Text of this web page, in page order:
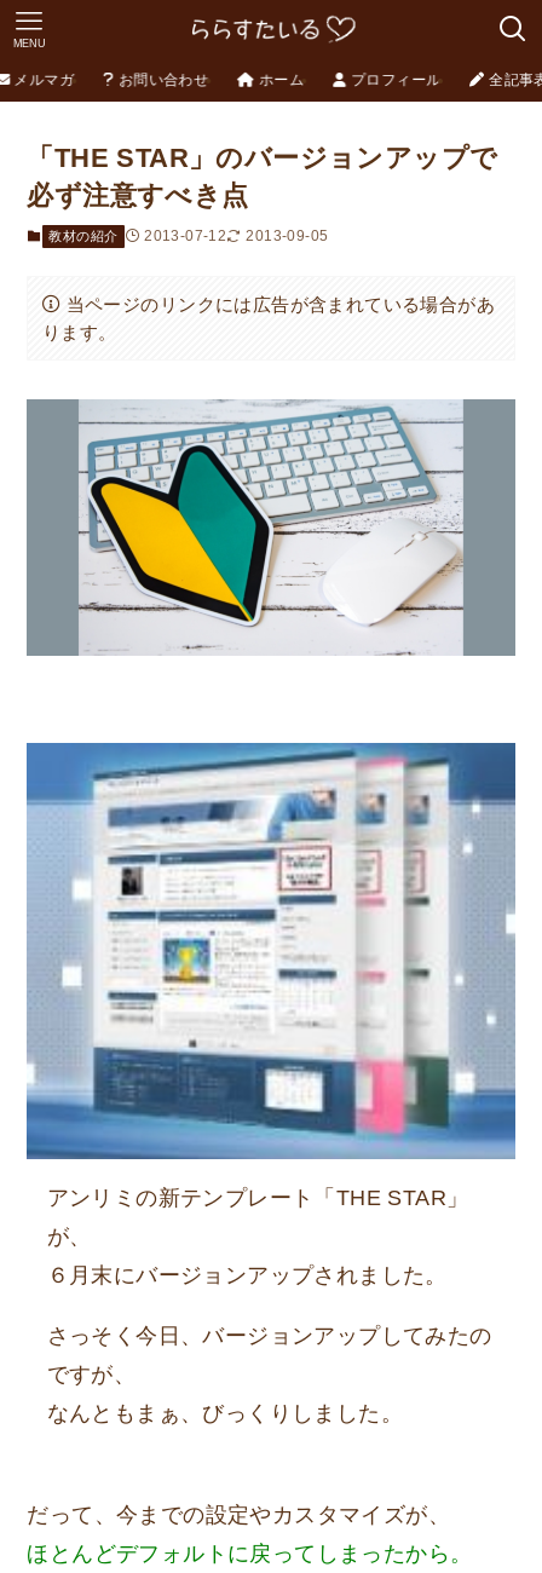
MENU
メルマガ お問い合わせ ホーム プロフィール 全記事
「THE STAR」のバージョンアップで
必ず注意すべき点
教材の紹介 2013-07-12 2013-09-05
当ページのリンクには広告が含まれている場合があ
ります。
アンリミの新テンプレート「THE STAR」
が、
６月末にバージョンアップされました。
さっそく今日、バージョンアップしてみたの
ですが、
なんともまぁ、びっくりしました。
だって、今までの設定やカスタマイズが、
ほとんどデフォルトに戻ってしまったから。